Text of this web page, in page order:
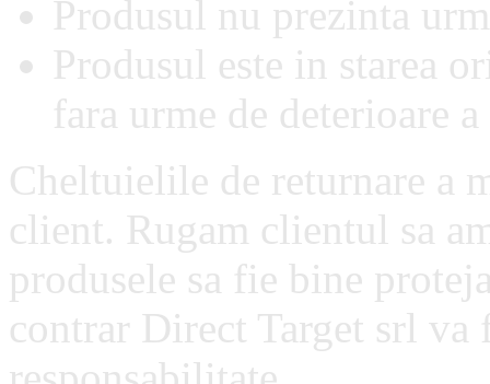
Produsul nu prezinta
Produsul este in starea
fara urme de deterioare
Cheltuielile de returnare a
client. Rugam clientul sa
produsele sa fie bine
contrar Direct Target srl va